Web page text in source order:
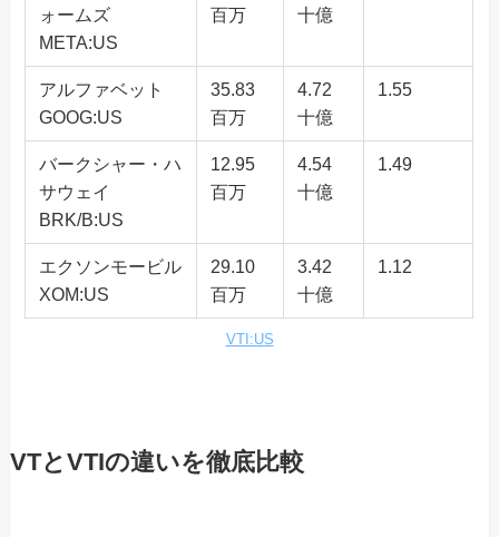
ォームズ
META:US
百万
十億
アルファベット
GOOG:US
35.83
百万
4.72
十億
1.55
バークシャー・ハ
サウェイ
BRK/B:US
12.95
百万
4.54
十億
1.49
エクソンモービル
XOM:US
29.10
百万
3.42
十億
1.12
VTI:US
VTとVTIの違いを徹底比較